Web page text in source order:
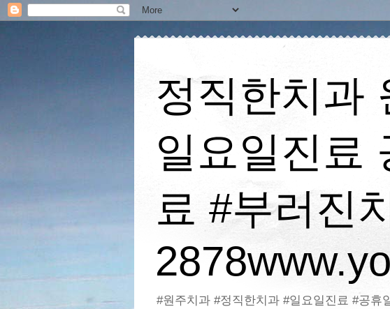
정직한치과
일요일진료
료 #부러진
#원주치과 #정직한치과 #일요일진료 #공휴